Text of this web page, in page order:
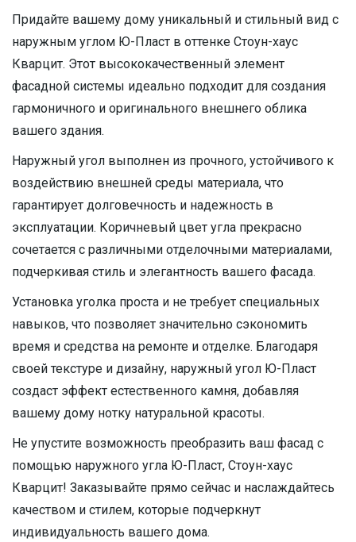
Придайте вашему дому уникальный и стильный вид с
наружным углом Ю-Пласт в оттенке Стоун-хаус
Кварцит. Этот высококачественный элемент
фасадной системы идеально подходит для создания
гармоничного и оригинального внешнего облика
вашего здания.
Наружный угол выполнен из прочного, устойчивого к
воздействию внешней среды материала, что
гарантирует долговечность и надежность в
эксплуатации. Коричневый цвет угла прекрасно
сочетается с различными отделочными материалами,
подчеркивая стиль и элегантность вашего фасада.
Установка уголка проста и не требует специальных
навыков, что позволяет значительно сэкономить
время и средства на ремонте и отделке. Благодаря
своей текстуре и дизайну, наружный угол Ю-Пласт
создаст эффект естественного камня, добавляя
вашему дому нотку натуральной красоты.
Не упустите возможность преобразить ваш фасад с
помощью наружного угла Ю-Пласт, Стоун-хаус
Кварцит! Заказывайте прямо сейчас и наслаждайтесь
качеством и стилем, которые подчеркнут
индивидуальность вашего дома.